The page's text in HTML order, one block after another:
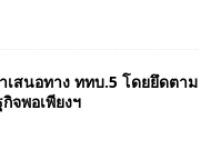
เสนอทาง ททบ.5 โดยยึดตาม
จพอเพียงฯ